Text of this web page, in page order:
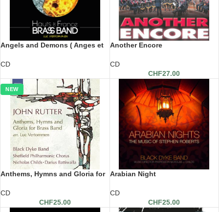
Angels and Demons ( Anges et
CD
Another Encore
CD
CHF27.00
NEW
Anthems, Hymns and Gloria for
CD
CHF25.00
Arabian Night
CD
CHF25.00